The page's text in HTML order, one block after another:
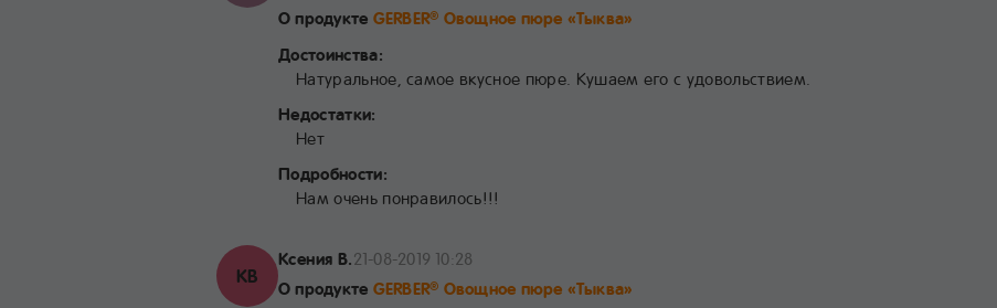
О продукте GERBER® Овощное пюре «Тыква»
Достоинства:
Натуральное, самое вкусное пюре. Кушаем его с удовольствием.
Недостатки:
Нет
Подробности:
Нам очень понравилось!!!
КВ
Ксения В.21-08-2019 10:28
О продукте GERBER® Овощное пюре «Тыква»